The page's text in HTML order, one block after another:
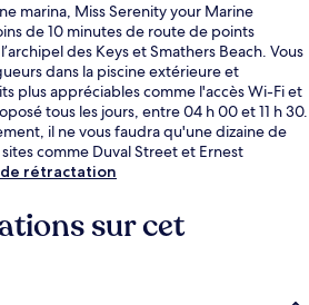
marina, Miss Serenity your Marine
de 10 minutes de route de points
des Keys et Smathers Beach. Vous
dans la piscine extérieure et
plus appréciables comme l'accès Wi-Fi et
tous les jours, entre 04 h 00 et 11 h 30.
il ne vous faudra qu'une dizaine de
comme Duval Street et Ernest
rétractation
sur cet